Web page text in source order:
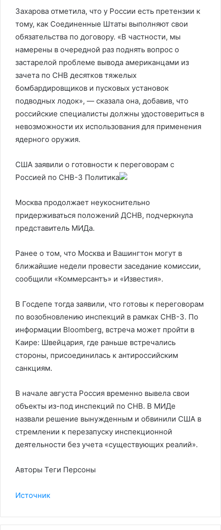
Захарова отметила, что у России есть претензии к
тому, как Соединенные Штаты выполняют свои
обязательства по договору. «В частности, мы
намерены в очередной раз поднять вопрос о
застарелой проблеме вывода американцами из
зачета по СНВ десятков тяжелых
бомбардировщиков и пусковых установок
подводных лодок», — сказала она, добавив, что
российские специалисты должны удостовериться в
невозможности их использования для применения
ядерного оружия.
США заявили о готовности к переговорам с
Россией по СНВ-3 Политика
Москва продолжает неукоснительно
придерживаться положений ДСНВ, подчеркнула
представитель МИДа.
Ранее о том, что Москва и Вашингтон могут в
ближайшие недели провести заседание комиссии,
сообщили «Коммерсантъ» и «Известия».
В Госдепе тогда заявили, что готовы к переговорам
по возобновлению инспекций в рамках СНВ-3. По
информации Bloomberg, встреча может пройти в
Каире: Швейцария, где раньше встречались
стороны, присоединилась к антироссийским
санкциям.
В начале августа Россия временно вывела свои
объекты из-под инспекций по СНВ. В МИДе
назвали решение вынужденным и обвинили США в
стремлении к перезапуску инспекционной
деятельности без учета «существующих реалий».
Авторы Теги Персоны
Источник